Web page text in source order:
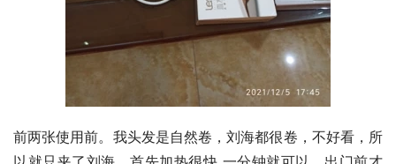
前两张使用前。我头发是自然卷，刘海都很卷，不好看，所